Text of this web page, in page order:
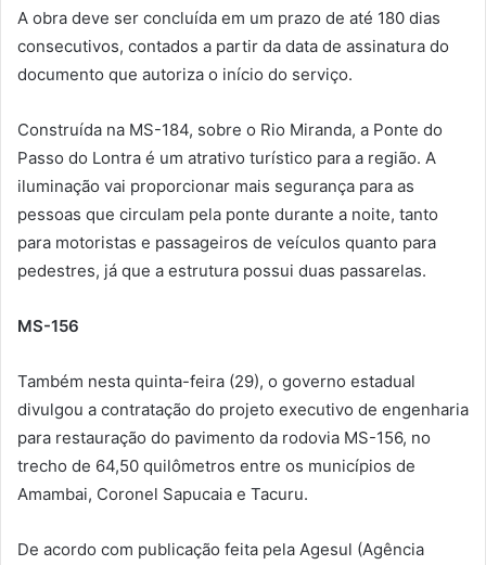
A obra deve ser concluída em um prazo de até 180 dias
consecutivos, contados a partir da data de assinatura do
documento que autoriza o início do serviço.
Construída na MS-184, sobre o Rio Miranda, a Ponte do
Passo do Lontra é um atrativo turístico para a região. A
iluminação vai proporcionar mais segurança para as
pessoas que circulam pela ponte durante a noite, tanto
para motoristas e passageiros de veículos quanto para
pedestres, já que a estrutura possui duas passarelas.
MS-156
Também nesta quinta-feira (29), o governo estadual
divulgou a contratação do projeto executivo de engenharia
para restauração do pavimento da rodovia MS-156, no
trecho de 64,50 quilômetros entre os municípios de
Amambai, Coronel Sapucaia e Tacuru.
De acordo com publicação feita pela Agesul (Agência